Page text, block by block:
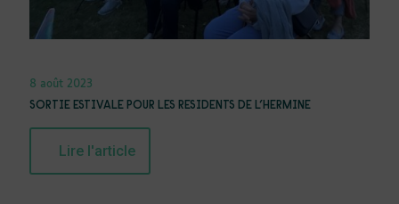
8 août 2023
SORTIE ESTIVALE POUR LES RESIDENTS DE L’HERMINE
Lire l'article